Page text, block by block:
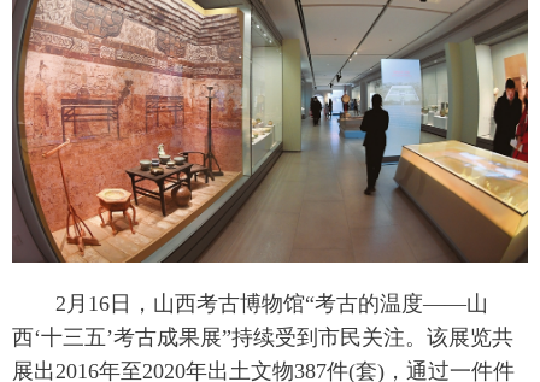
旅游 理财 政务 教育
看天下 晋月读 最太原 网罗民生
太原日报 太原晚报 热评 社区
2月16日，山西考古博物馆“考古的温度——山
西‘十三五’考古成果展”持续受到市民关注。该展览共
展出2016年至2020年出土文物387件(套)，通过一件件